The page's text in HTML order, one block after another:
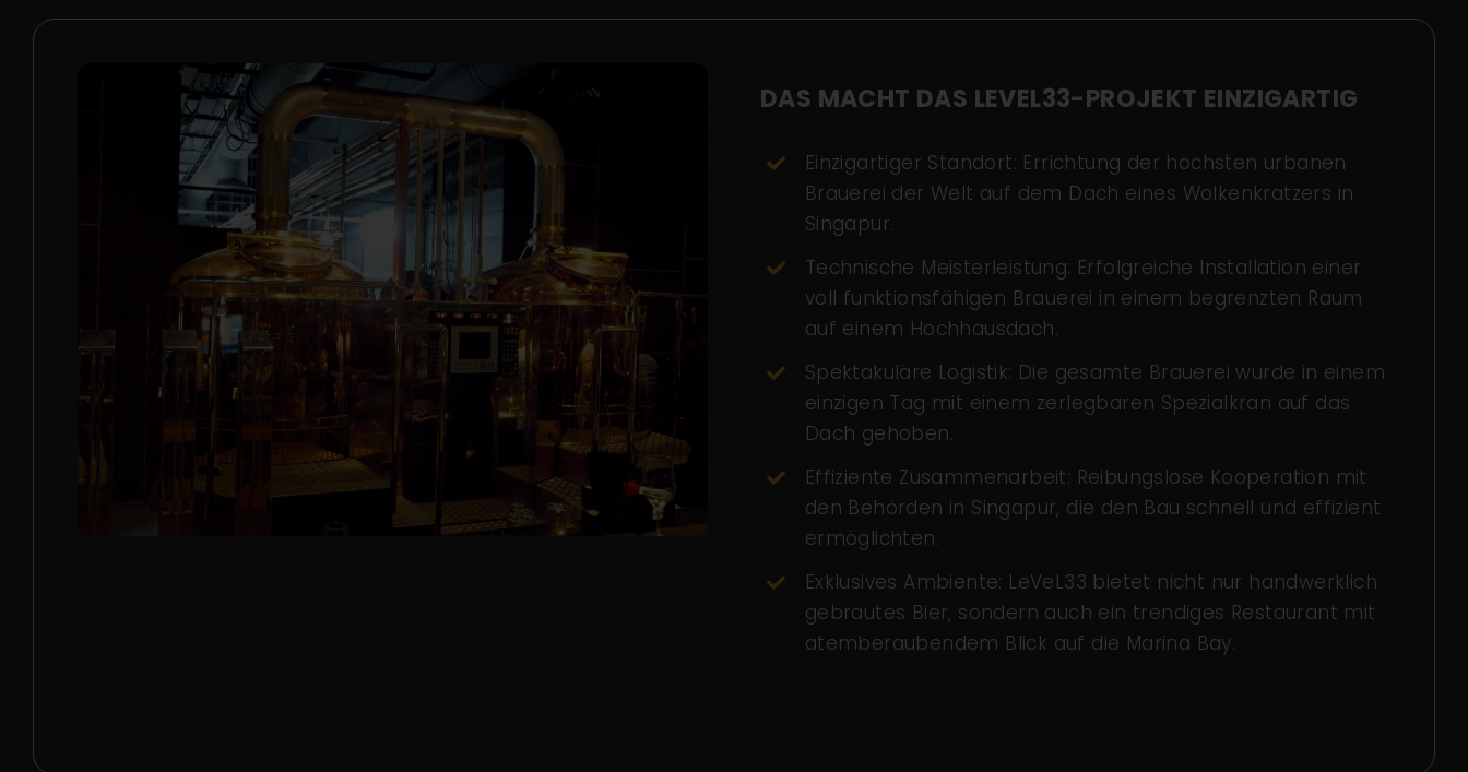
DAS MACHT DAS LEVEL33-PROJEKT EINZIGARTIG
Einzigartiger Standort: Errichtung der höchsten urbanen
Brauerei der Welt auf dem Dach eines Wolkenkratzers in
Singapur.
Technische Meisterleistung: Erfolgreiche Installation einer
voll funktionsfähigen Brauerei in einem begrenzten Raum
auf einem Hochhausdach.
Spektakuläre Logistik: Die gesamte Brauerei wurde in einem
einzigen Tag mit einem zerlegbaren Spezialkran auf das
Dach gehoben.
Effiziente Zusammenarbeit: Reibungslose Kooperation mit
den Behörden in Singapur, die den Bau schnell und effizient
ermöglichten.
Exklusives Ambiente: LeVeL33 bietet nicht nur handwerklich
gebrautes Bier, sondern auch ein trendiges Restaurant mit
atemberaubendem Blick auf die Marina Bay.